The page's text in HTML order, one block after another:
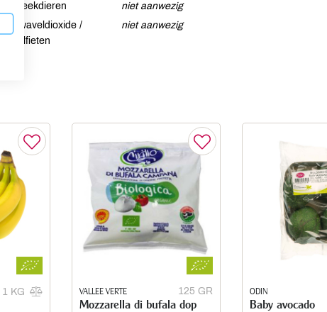
Weekdieren
niet aanwezig
Zwaveldioxide /
sulfieten
niet aanwezig
1 KG VALLEE VERTE 125 GR
Mozzarella di bufala dop
ODIN
Baby avocado